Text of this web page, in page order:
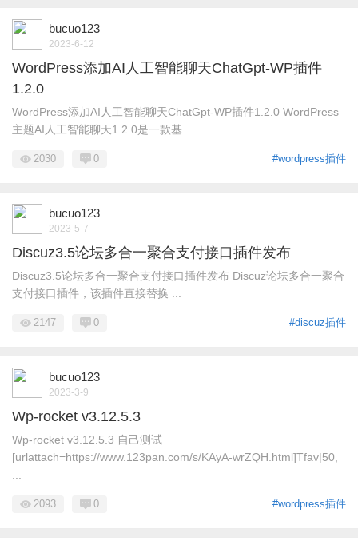
bucuo123
2023-6-12
WordPress添加AI人工智能聊天ChatGpt-WP插件
1.2.0
WordPress添加AI人工智能聊天ChatGpt-WP插件1.2.0 WordPress
主题AI人工智能聊天1.2.0是一款基 ...
#wordpress插件
2030 0
bucuo123
2023-5-7
Discuz3.5论坛多合一聚合支付接口插件发布
Discuz3.5论坛多合一聚合支付接口插件发布 Discuz论坛多合一聚合
支付接口插件，该插件直接替换 ...
#discuz插件
2147 0
bucuo123
2023-3-9
Wp-rocket v3.12.5.3
Wp-rocket v3.12.5.3 自己测试
[urlattach=https://www.123pan.com/s/KAyA-wrZQH.html]Tfav|50,
#wordpress插件
2093 0